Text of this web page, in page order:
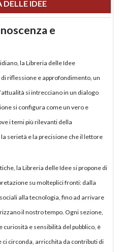
DELLE IDEE
e
la Libreria delle Idee
riflessione e approfondimento, un
si intrecciano in un dialogo
si configura come un vero e
i temi più rilevanti della
serietà e la precisione che il lettore
la Libreria delle Idee si propone di
su molteplici fronti: dalla
alla tecnologia, fino ad arrivare
il nostro tempo. Ogni sezione,
e sensibilità del pubblico, è
circonda, arricchita da contributi di